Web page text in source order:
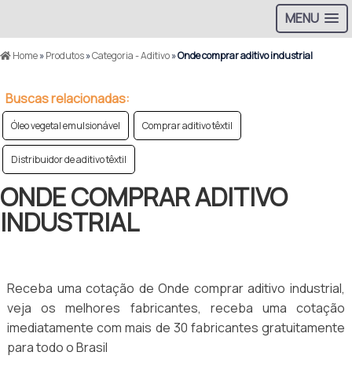
MENU
Home»Produtos»Categoria - Aditivo»Onde comprar aditivo industrial
Buscas relacionadas:
Óleo vegetal emulsionável Comprar aditivo têxtil
Distribuidor de aditivo têxtil
ONDE COMPRAR ADITIVO
INDUSTRIAL
Receba uma cotação de Onde comprar aditivo industrial,
veja os melhores fabricantes, receba uma cotação
imediatamente com mais de 30 fabricantes gratuitamente
para todo o Brasil